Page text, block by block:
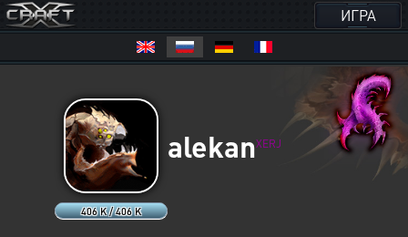
ИГРА
406 K / 406 K
alekanXERJ